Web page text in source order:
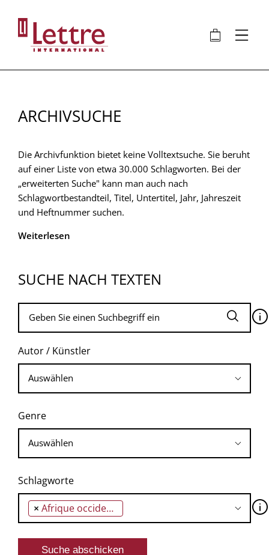
Inhalt
🛍 ⋮
ARCHIVSUCHE
Die Archivfunktion bietet keine Volltextsuche. Sie beruht
auf einer Liste von etwa 30.000 Schlagworten. Bei der
„erweiterten Suche" kann man auch nach
Schlagwortbestandteil, Titel, Untertitel, Jahr, Jahreszeit
und Heftnummer suchen.
Weiterlesen
SUCHE NACH TEXTEN
🛈
Autor / Künstler
Genre
Schlagworte
× Afrique occidentale française (AOF) 🛈